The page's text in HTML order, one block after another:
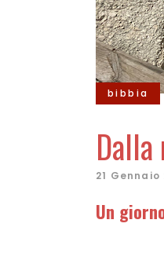
bibbia
21 Gennaio
Un